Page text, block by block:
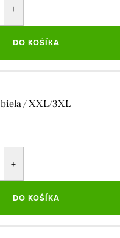
DO KOŠÍKA
biela / XXL/3XL
DO KOŠÍKA